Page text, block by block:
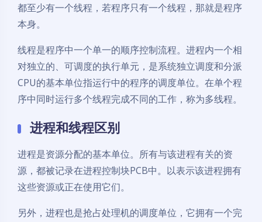
都至少有一个线程，若程序只有一个线程，那就是程序
本身。
线程是程序中一个单一的顺序控制流程。进程内一个相
对独立的、可调度的执行单元，是系统独立调度和分派
CPU的基本单位指运行中的程序的调度单位。在单个程
序中同时运行多个线程完成不同的工作，称为多线程。
进程和线程区别
进程是资源分配的基本单位。所有与该进程有关的资
源，都被记录在进程控制块PCB中。以表示该进程拥有
这些资源或正在使用它们。
另外，进程也是抢占处理机的调度单位，它拥有一个完